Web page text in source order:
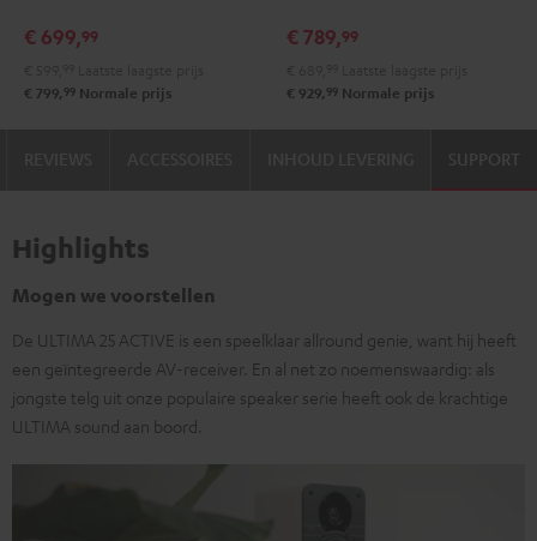
DT
USB
DT
USB
€ 699,99
€ 799, 99 Normale prijs
CD-
Night
CD-
Pure
€ 789,99
€ 929, 99 Normale prijs
SUPPORT
Highlights
Mogen we voorstellen
De ULTIMA 25 ACTIVE is een speelklaar allround genie, want hij heeft
een geïntegreerde AV-receiver. En al net zo noemenswaardig: als
jongste telg uit onze populaire speaker serie heeft ook de krachtige
ULTIMA sound aan boord.